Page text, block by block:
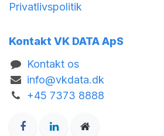
Privatlivspolitik
Kontakt VK DATA ApS
Kontakt os
info@vkdata.dk
+45 7373 8888